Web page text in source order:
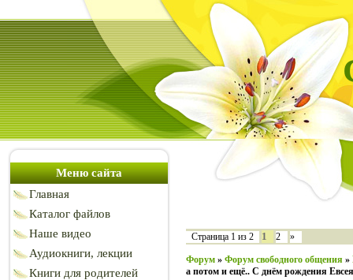
Меню сайта
Главная
Каталог файлов
Наше видео
Аудиокниги, лекции
Книги для родителей
Страница 1 из 2 1 2 »
Форум » Форум свободного общения »
а потом и ещё.. С днём рождения